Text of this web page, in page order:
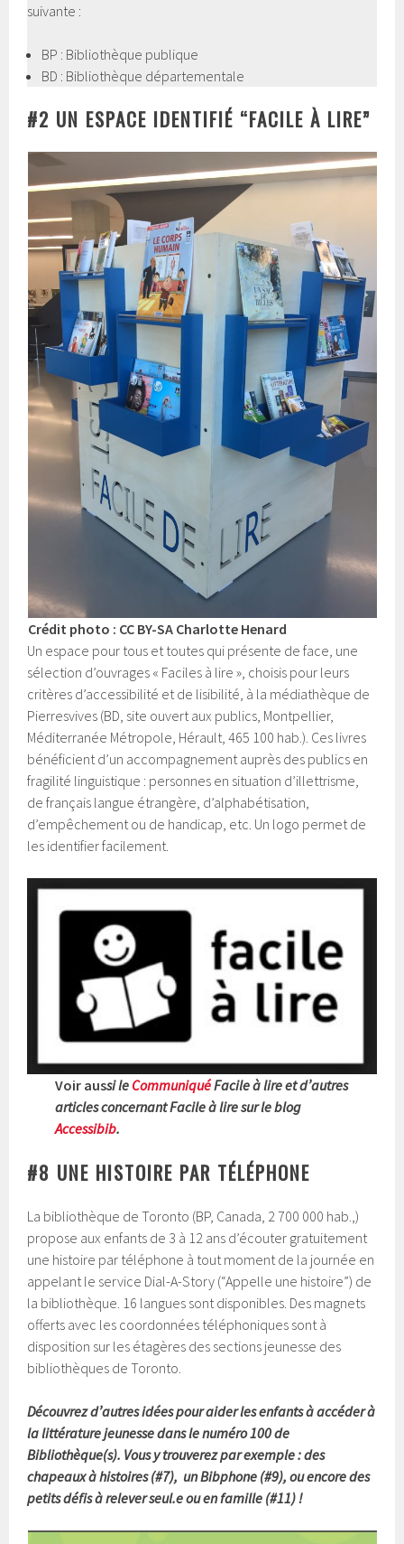
suivante :
BP : Bibliothèque publique
BD : Bibliothèque départementale
#2 UN ESPACE IDENTIFIÉ “FACILE À LIRE”
Crédit photo : CC BY-SA Charlotte Henard
Un espace pour tous et toutes qui présente de face, une
sélection d’ouvrages « Faciles à lire », choisis pour leurs
critères d’accessibilité et de lisibilité, à la médiathèque de
Pierresvives (BD, site ouvert aux publics, Montpellier,
Méditerranée Métropole, Hérault, 465 100 hab.). Ces livres
bénéficient d’un accompagnement auprès des publics en
fragilité linguistique : personnes en situation d’illettrisme,
de français langue étrangère, d’alphabétisation,
d’empêchement ou de handicap, etc. Un logo permet de
les identifier facilement.
Voir aussi le CommuniquéFacile à lireet d’autres
articles concernant Facile à lire sur le blog
Accessibib.
#8 UNE HISTOIRE PAR TÉLÉPHONE
La bibliothèque de Toronto (BP, Canada, 2 700 000 hab.,)
propose aux enfants de 3 à 12 ans d’écouter gratuitement
une histoire par téléphone à tout moment de la journée en
appelant le service Dial-A-Story (“Appelle une histoire”) de
la bibliothèque. 16 langues sont disponibles. Des magnets
offerts avec les coordonnées téléphoniques sont à
disposition sur les étagères des sections jeunesse des
bibliothèques de Toronto.
Découvrez d’autres idées pour aider les enfants à accéder à
la littérature jeunesse dans le numéro 100 de
Bibliothèque(s). Vous y trouverez par exemple : des
chapeaux à histoires (#7), un Bibphone (#9), ou encore des
petits défis à relever seul.e ou en famille (#11) !